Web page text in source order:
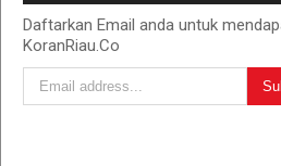
Daftarkan Email anda untuk
KoranRiau.Co